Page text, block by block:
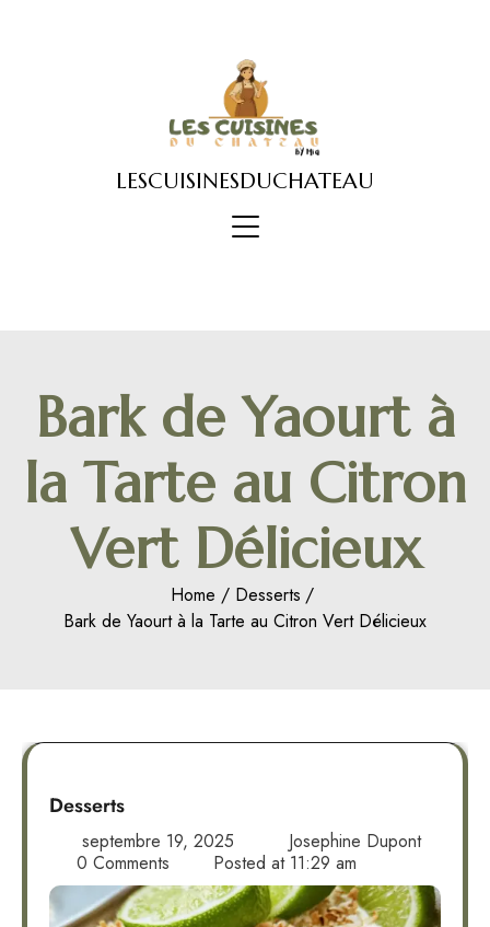
LESCUISINESDUCHATEAU
Bark de Yaourt à
la Tarte au Citron
Vert Délicieux
Home
Desserts
Bark de Yaourt à la Tarte au Citron Vert Délicieux
Desserts
septembre 19, 2025
Josephine Dupont
0 Comments
Posted at 11:29 am